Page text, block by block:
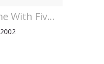
Threefold Game With Five Unknowns. Yellow
2002